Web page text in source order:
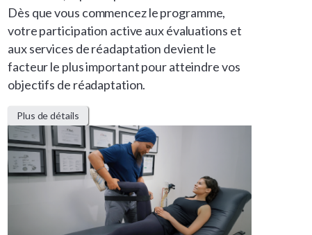
Dès que vous commencez le programme,
votre participation active aux évaluations et
aux services de réadaptation devient le
facteur le plus important pour atteindre vos
objectifs de réadaptation.
Plus de détails